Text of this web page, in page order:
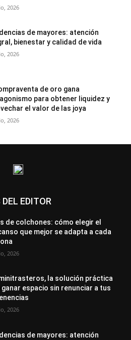
2026
de mayores: atención
bienestar y calidad de vida
2026
de oro gana
para obtener liquidez y
el valor de las joya
2026
EDITOR
de colchones: cómo elegir el
que mejor se adapta a cada
2026
la solución práctica
ganar espacio sin renunciar a tus
2026
de mayores: atención